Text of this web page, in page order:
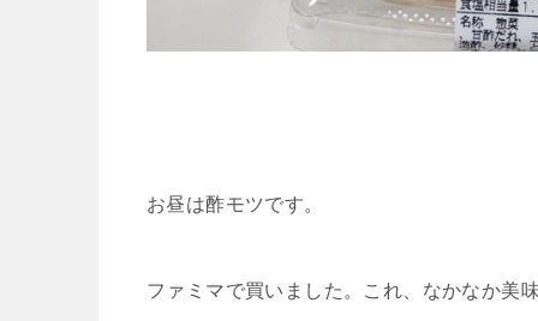
お昼は酢モツです。
ファミマで買いました。これ、なかなか美